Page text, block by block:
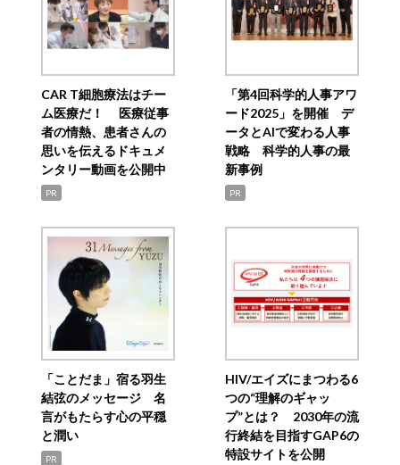
CAR T細胞療法はチー
ム医療だ！ 医療従事
者の情熱、患者さんの
思いを伝えるドキュメ
ンタリー動画を公開中
PR
「第4回科学的人事アワ
ード2025」を開催 デ
ータとAIで変わる人事
戦略 科学的人事の最
新事例
PR
「ことだま」宿る羽生
結弦のメッセージ 名
言がもたらす心の平穏
と潤い
PR
HIV/エイズにまつわる6
つの“理解のギャッ
プ”とは？ 2030年の流
行終結を目指すGAP6の
特設サイトを公開